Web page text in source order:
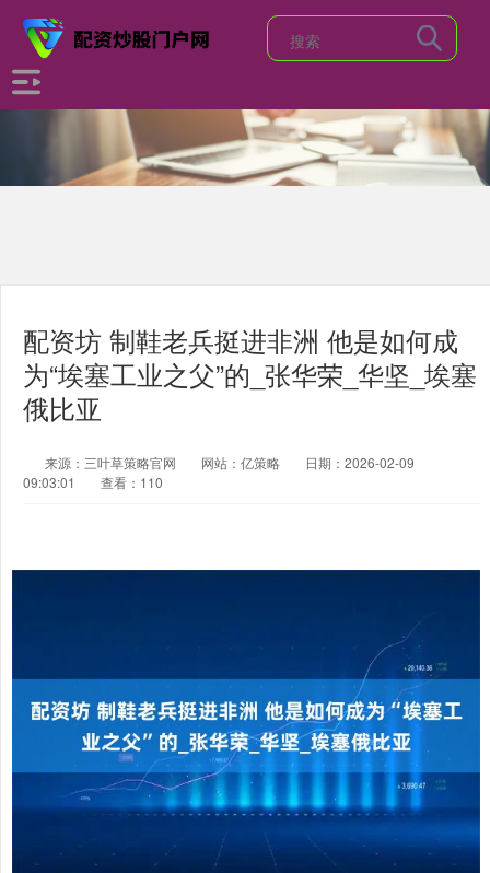
配资坊 制鞋老兵挺进非洲 他是如何成
为“埃塞工业之父”的_张华荣_华坚_埃塞
俄比亚
来源：三叶草策略官网 网站：亿策略
日期：2026-02-09
09:03:01
查看：110